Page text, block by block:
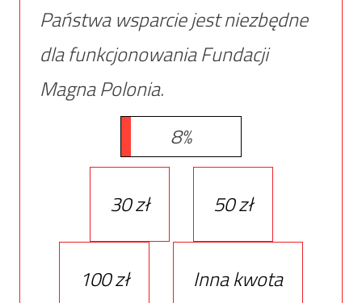
Państwa wsparcie jest niezbędne
dla funkcjonowania Fundacji
Magna Polonia.
8%
30 zł 50 zł
100 zł Inna kwota